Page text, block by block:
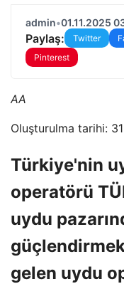
admin•01.11.2025
Paylaş: Twitter
Pinterest
AA
Oluşturulma tarihi:
Türkiye'nin
operatörü
uydu
gelen uydu